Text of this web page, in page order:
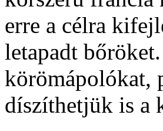
erre a célra
letapadt
körömápolókat,
díszíthetjük is a